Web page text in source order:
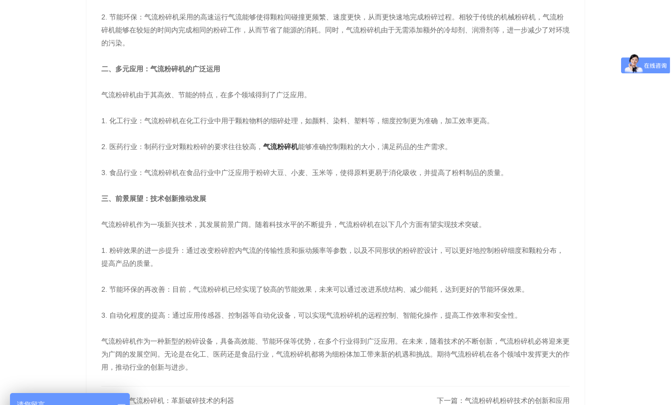
2. 节能环保：气流粉碎机采用的高速运行气流能够使得颗粒间碰撞更频繁、速度更快，从而更快速地完成粉碎过程。相较于传统的机械粉碎机，气流粉
碎机能够在较短的时间内完成相同的粉碎工作，从而节省了能源的消耗。同时，气流粉碎机由于无需添加额外的冷却剂、润滑剂等，进一步减少了对环境
的污染。
二、多元应用：气流粉碎机的广泛运用
气流粉碎机由于其高效、节能的特点，在多个领域得到了广泛应用。
1. 化工行业：气流粉碎机在化工行业中用于颗粒物料的细碎处理，如颜料、染料、塑料等，细度控制更为准确，加工效率更高。
2. 医药行业：制药行业对颗粒粉碎的要求往往较高， 气流粉碎机能够准确控制颗粒的大小，满足药品的生产需求。
3. 食品行业：气流粉碎机在食品行业中广泛应用于粉碎大豆、小麦、玉米等，使得原料更易于消化吸收，并提高了粉料制品的质量。
三、前景展望：技术创新推动发展
气流粉碎机作为一项新兴技术，其发展前景广阔。随着科技水平的不断提升，气流粉碎机在以下几个方面有望实现技术突破。
1. 粉碎效果的进一步提升：通过改变粉碎腔内气流的传输性质和振动频率等参数，以及不同形状的粉碎腔设计，可以更好地控制粉碎细度和颗粒分布，
提高产品的质量。
2. 节能环保的再改善：目前，气流粉碎机已经实现了较高的节能效果，未来可以通过改进系统结构、减少能耗，达到更好的节能环保效果。
3. 自动化程度的提高：通过应用传感器、控制器等自动化设备，可以实现气流粉碎机的远程控制、智能化操作，提高工作效率和安全性。
气流粉碎机作为一种新型的粉碎设备，具备高效能、节能环保等优势，在多个行业得到广泛应用。在未来，随着技术的不断创新，气流粉碎机必将迎来更
为广阔的发展空间。无论是在化工、医药还是食品行业，气流粉碎机都将为细粉体加工带来新的机遇和挑战。期待气流粉碎机在各个领域中发挥更大的作
用，推动行业的创新与进步。
上一篇：气流粉碎机：革新破碎技术的利器 下一篇：气流粉碎机粉碎技术的创新和应用